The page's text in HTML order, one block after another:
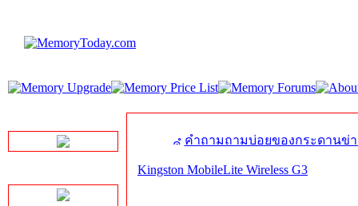
คำถามถามบ่อยของกระดานข่
Kingston MobileLite Wireless G3